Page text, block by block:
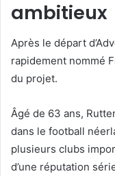
ambitieux
Après le départ
rapidement nommé
du projet.
Âgé de 63 ans,
dans le football
plusieurs clubs
d’une réputation